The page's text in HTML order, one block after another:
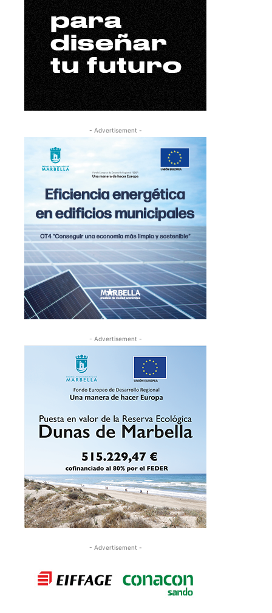
- Advertisement -
- Advertisement -
- Advertisement -